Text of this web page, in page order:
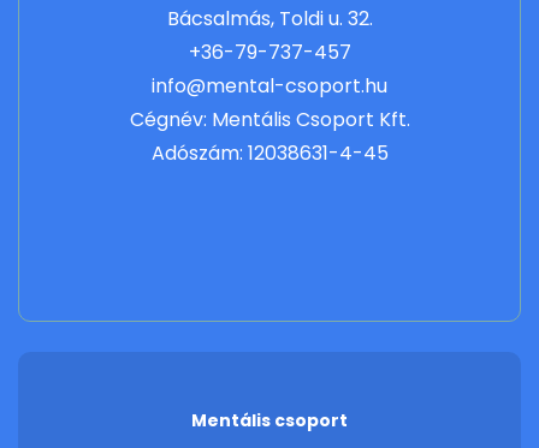
Bácsalmás, Toldi u. 32.
+36-79-737-457
info@mental-csoport.hu
Cégnév: Mentális Csoport Kft.
Adószám: 12038631-4-45
Mentális csoport